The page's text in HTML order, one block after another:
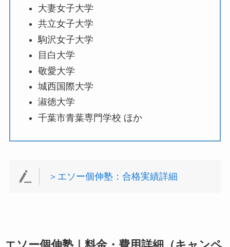
大妻女子大学
共立女子大学
駒沢女子大学
目白大学
敬愛大学
城西国際大学
淑徳大学
千葉市青葉専門学校 ほか
＞エソー個伸塾：合格実績詳細